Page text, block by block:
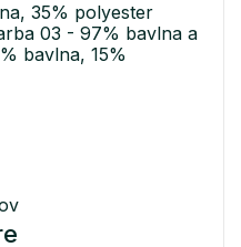
35% polyester
03 - 97% bavlna a
bavlna, 15%